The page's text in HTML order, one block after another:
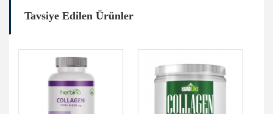
Tavsiye Edilen Ürünler